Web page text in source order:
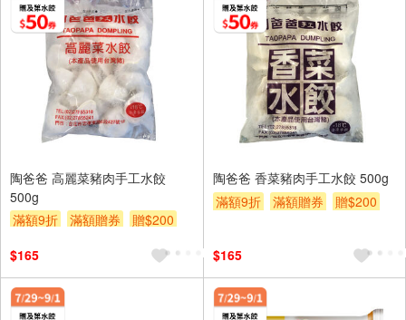
陶爸爸 高麗菜豬肉手工水餃
500g
滿額9折
滿額贈券
贈$200
$165
陶爸爸 香菜豬肉手工水餃 500g
滿額9折
滿額贈券 贈$200
$165